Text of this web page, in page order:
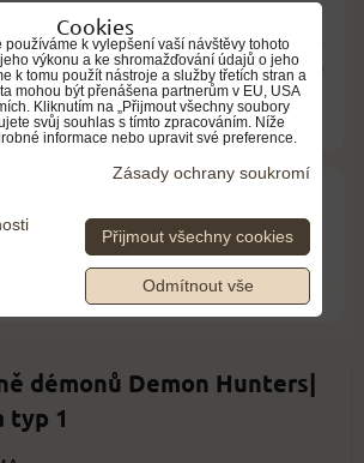
démonů Demon Hunters|
typ 1
Cookies
používáme k vylepšení vaší návštěvy tohoto
výkonu a ke shromažďování údajů o jeho
k tomu použít nástroje a služby třetích stran a
mohou být přenášena partnerům v EU, USA
Kliknutím na „Přijmout všechny soubory
svůj souhlas s tímto zpracováním. Níže
informace nebo upravit své preference.
Zásady ochrany soukromí
Přijmout všechny cookies
Odmítnout vše